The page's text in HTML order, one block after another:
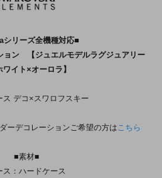
シリーズ全機種対応■
ン 【ジュエルモデルラグジュアリー
イト×オーロラ】
ス デコ×スワロフスキー
ーデコレーションご希望の方はこちら
■素材■
ス：ハードケース